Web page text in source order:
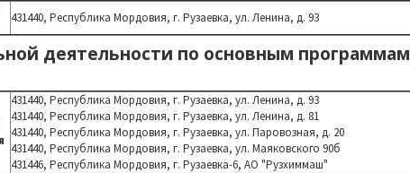
431440, Республика Мордовия, г. Рузаевка, ул. Ленина, д. 93
деятельности по основным программам
431440, Республика Мордовия, г. Рузаевка, ул. Ленина, д. 93
431440, Республика Мордовия, г. Рузаевка, ул. Ленина, д. 81
431440, Республика Мордовия, г. Рузаевка, ул. Паровозная, д. 20
431440, Республика Мордовия, г. Рузаевка, ул. Маяковского 90б
431446, Республика Мордовия, г. Рузаевка-6, АО "Рузхиммаш"